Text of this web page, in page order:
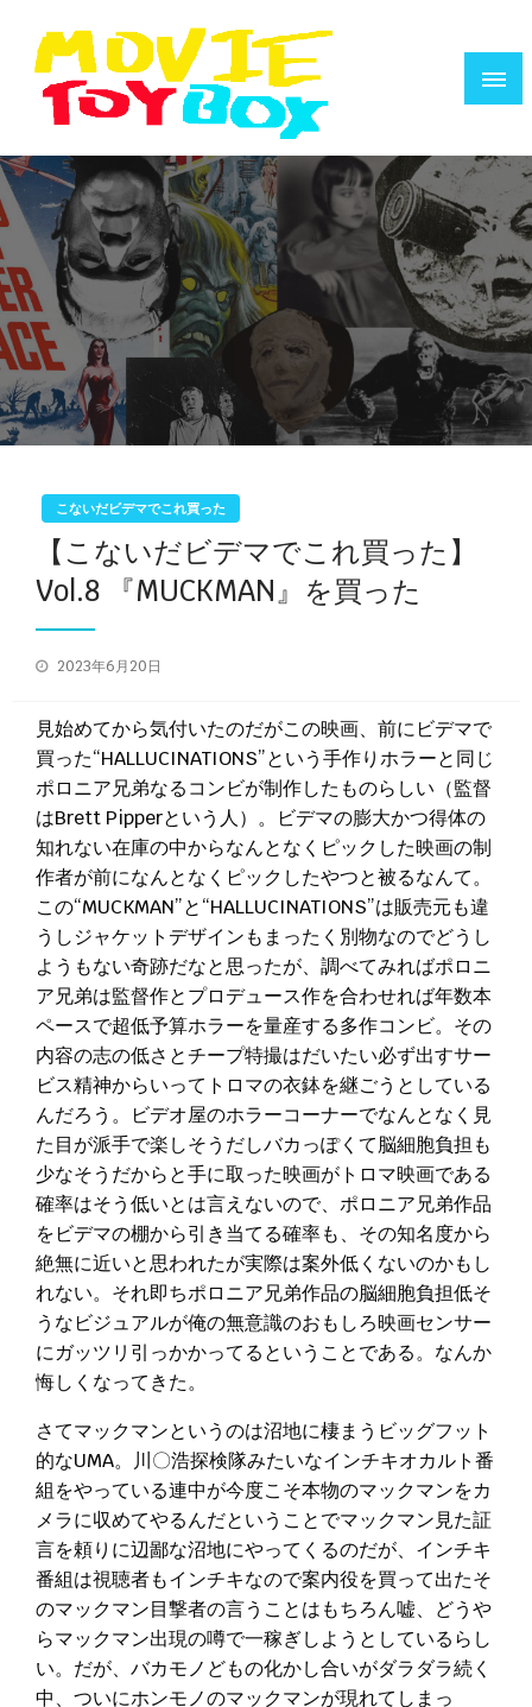
へ
ス
キ
プ
MOVIE TOYBOX
映画で遊ぶ人のためのウェブZINE
こないだビデマでこれ買った
【こないだビデマでこれ買った】
Vol.8 『MUCKMAN』を買った
投
2023年6月20日
見始めてから気付いたのだがこの映画、前にビデマで
買った“HALLUCINATIONS”という手作りホラーと同じ
ポロニア兄弟なるコンビが制作したものらしい（監督
はBrett Pipperという人）。ビデマの膨大かつ得体の
知れない在庫の中からなんとなくピックした映画の制
作者が前になんとなくピックしたやつと被るなんて。
この“MUCKMAN”と“HALLUCINATIONS”は販売元も違
うしジャケットデザインもまったく別物なのでどうし
ようもない奇跡だなと思ったが、調べてみればポロニ
ア兄弟は監督作とプロデュース作を合わせれば年数本
ペースで超低予算ホラーを量産する多作コンビ。その
内容の志の低さとチープ特撮はだいたい必ず出すサー
ビス精神からいってトロマの衣鉢を継ごうとしている
んだろう。ビデオ屋のホラーコーナーでなんとなく見
た目が派手で楽しそうだしバカっぽくて脳細胞負担も
少なそうだからと手に取った映画がトロマ映画である
確率はそう低いとは言えないので、ポロニア兄弟作品
をビデマの棚から引き当てる確率も、その知名度から
絶無に近いと思われたが実際は案外低くないのかもし
れない。それ即ちポロニア兄弟作品の脳細胞負担低そ
うなビジュアルが俺の無意識のおもしろ映画センサー
にガッツリ引っかかってるということである。なんか
悔しくなってきた。
さてマックマンというのは沼地に棲まうビッグフット
的なUMA。川〇浩探検隊みたいなインチキオカルト番
組をやっている連中が今度こそ本物のマックマンをカ
メラに収めてやるんだということでマックマン見た証
言を頼りに辺鄙な沼地にやってくるのだが、インチキ
番組は視聴者もインチキなので案内役を買って出たそ
のマックマン目撃者の言うことはもちろん嘘、どうや
らマックマン出現の噂で一稼ぎしようとしているらし
い。だが、バカモノどもの化かし合いがダラダラ続く
中、ついにホンモノのマックマンが現れてしまっ